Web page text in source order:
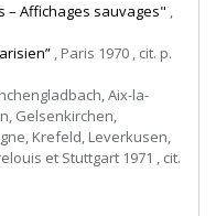
– Affichages sauvages" ,
, Paris 1970 , cit. p.
Aix-la-
Gelsenkirchen,
Krefeld, Leverkusen,
et Stuttgart 1971 , cit.